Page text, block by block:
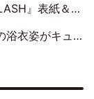
紙＆巻頭を飾る
「袖をギュッとしてるのが最高」